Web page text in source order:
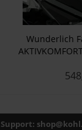
Wunderlich
Support: